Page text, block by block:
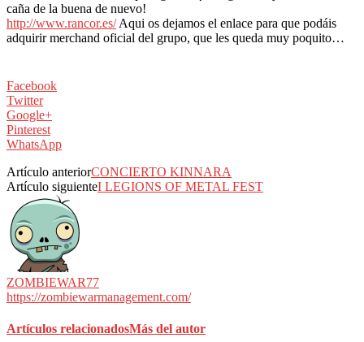
caña de la buena de nuevo!
http://www.rancor.es/Aqui os dejamos el enlace para que podáis
adquirir merchand oficial del grupo, que les queda muy poquito…
Facebook
Twitter
Google+
Pinterest
WhatsApp
Artículo anteriorCONCIERTO KINNARA
Artículo siguienteI LEGIONS OF METAL FEST
ZOMBIEWAR77
https://zombiewarmanagement.com/
Artículos relacionadosMás del autor